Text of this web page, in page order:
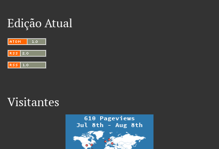
Edição Atual
Visitantes